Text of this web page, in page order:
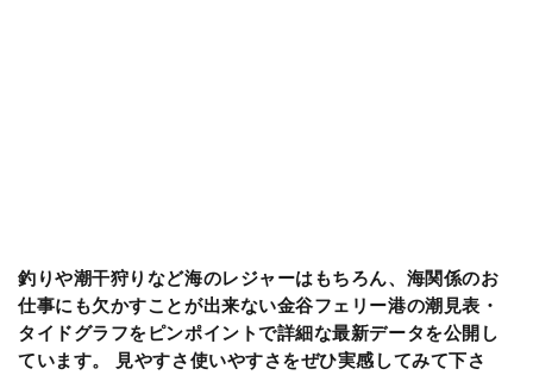
釣りや潮干狩りなど海のレジャーはもちろん、海関係のお
仕事にも欠かすことが出来ない金谷フェリー港の潮見表・
タイドグラフをピンポイントで詳細な最新データを公開し
ています。 見やすさ使いやすさをぜひ実感してみて下さ